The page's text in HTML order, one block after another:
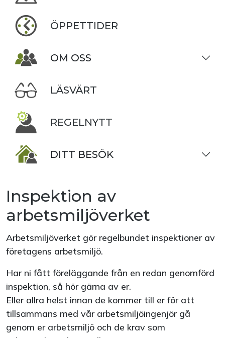
ÖPPETTIDER
OM OSS
LÄSVÄRT
REGELNYTT
DITT BESÖK
Inspektion av
arbetsmiljöverket
Arbetsmiljöverket gör regelbundet inspektioner av
företagens arbetsmiljö.
Har ni fått föreläggande från en redan genomförd
inspektion, så hör gärna av er.
Eller allra helst innan de kommer till er för att
tillsammans med vår arbetsmiljöingenjör gå
genom er arbetsmiljö och de krav som